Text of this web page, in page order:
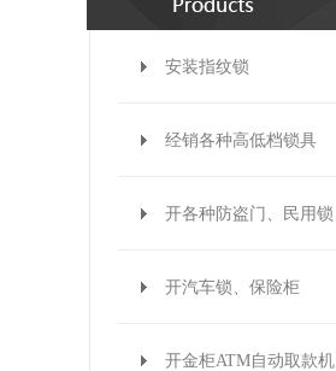
安装指纹锁
经销各种高低档锁具
开各种防盗门、民用锁
开汽车锁、保险柜
开金柜ATM自动取款机